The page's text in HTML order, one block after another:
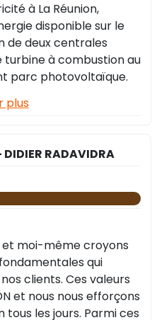
à La Réunion,
disponible sur le
de deux centrales
turbine à combustion au
parc photovoltaïque.
plus
RADAVIDRA
et moi-même croyons
qui
clients. Ces valeurs
et nous nous efforçons
les jours. Parmi ces